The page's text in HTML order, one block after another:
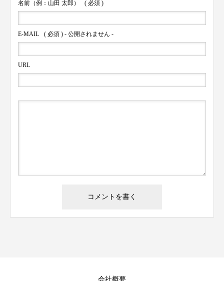
名前（例：山田 太郎） ( 必須 )
E-MAIL ( 必須 ) - 公開されません -
URL
会社概要